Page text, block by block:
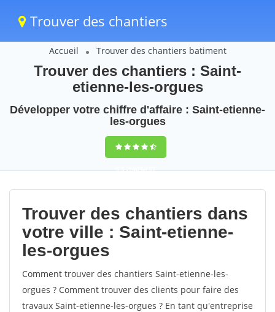
Trouver des chantiers
Accueil Trouver des chantiers batiment
Trouver des chantiers : Saint-
etienne-les-orgues
Développer votre chiffre d'affaire : Saint-etienne-
les-orgues
9,5(100%)57
votes
Trouver des chantiers dans
votre ville : Saint-etienne-
les-orgues
Comment trouver des chantiers Saint-etienne-les-
orgues ? Comment trouver des clients pour faire des
travaux Saint-etienne-les-orgues ? En tant qu'entreprise